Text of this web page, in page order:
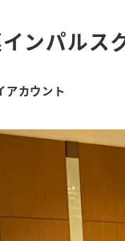
ンパルス
アカウント